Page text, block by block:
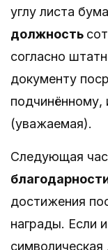
углу листа
должность
согласно
документу
подчинённому,
(уважаемая).
Следующая
достижения
награды. Если